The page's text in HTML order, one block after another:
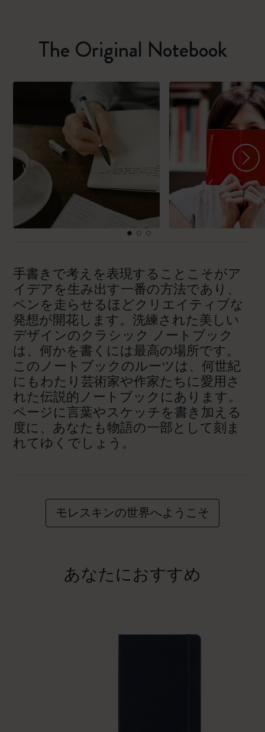
The Original Notebook
手書きで考えを表現することこそがア
イデアを生み出す一番の方法であり、
ペンを走らせるほどクリエイティブな
発想が開花します。洗練された美しい
デザインのクラシック ノートブック
は、何かを書くには最高の場所です。
このノートブックのルーツは、何世紀
にもわたり芸術家や作家たちに愛用さ
れた伝説的ノートブックにあります。
ページに言葉やスケッチを書き加える
度に、あなたも物語の一部として刻ま
れてゆくでしょう。
モレスキンの世界へようこそ
あなたにおすすめ